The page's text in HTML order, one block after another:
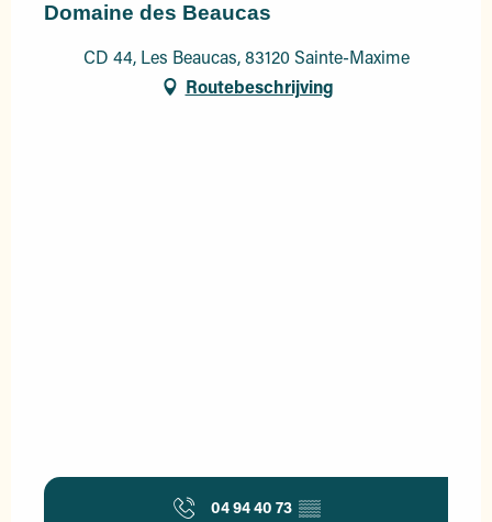
Domaine des Beaucas
CD 44, Les Beaucas, 83120 Sainte-Maxime
Routebeschrijving
04 94 40 73 ▒▒